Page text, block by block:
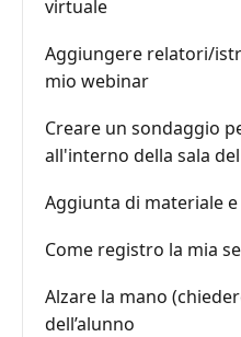
virtuale
Aggiungere relatori/
mio webinar
Creare un sondaggio
all'interno della sala
Aggiunta di materiale
Come registro la mia
Alzare la mano
dell’alunno